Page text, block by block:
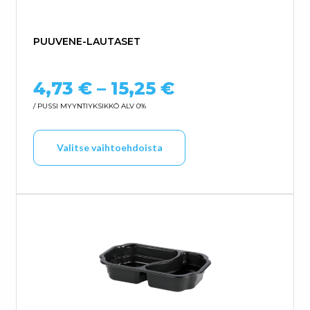
PUUVENE-LAUTASET
4,73 € – 15,25 €Hintaluokka:
/ PUSSI MYYNTIYKSIKKÖ ALV 0%
Valitse vaihtoehdoista
Tällä tuotteella on